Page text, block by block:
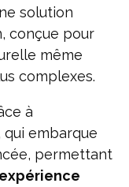
solution
conçue pour
même
complexes.
à
qui embarque
permettant